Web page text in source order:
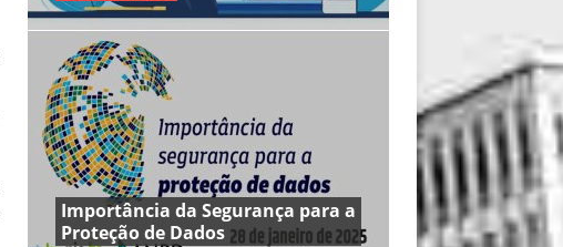
Importância da Segurança para a
Proteção de Dados